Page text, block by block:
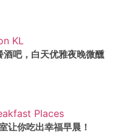
吧，白天优雅夜晚微醺
让你吃出幸福早晨！